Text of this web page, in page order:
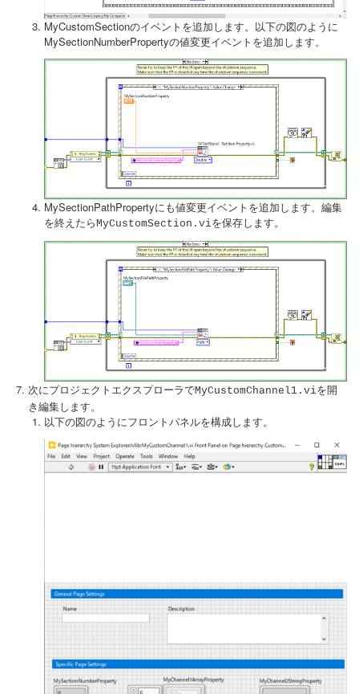
MyCustomSectionのイベントを追加します。以下の図のように
MySectionNumberPropertyの値変更イベントを追加します。
MySectionPathPropertyにも値変更イベントを追加します。編集
を終えたら MyCustomSection.viを保存します。
次にプロジェクトエクスプローラでMyCustomChannel1.viを開
き編集します。
以下の図のようにフロントパネルを構成します。